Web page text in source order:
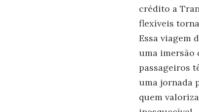
crédito a
flexíveis
Essa viagem
uma imersão
passageiros
uma jornada
quem